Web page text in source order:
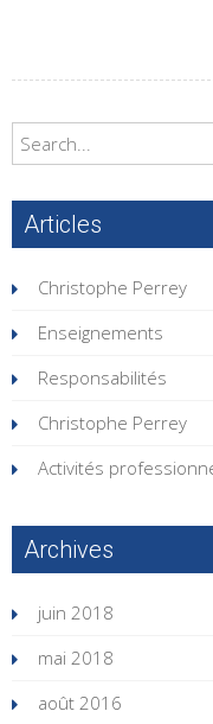
Articles
Christophe Perrey
Enseignements
Responsabilités
Christophe Perrey
Activités
Archives
juin 2018
mai 2018
août 2016